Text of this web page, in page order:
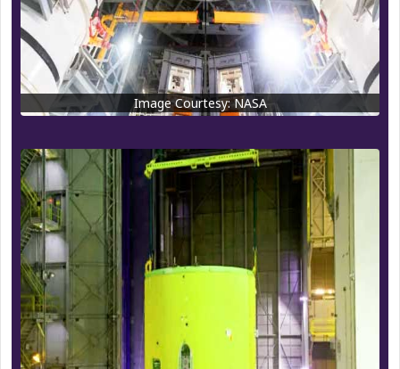
Image Courtesy: NASA